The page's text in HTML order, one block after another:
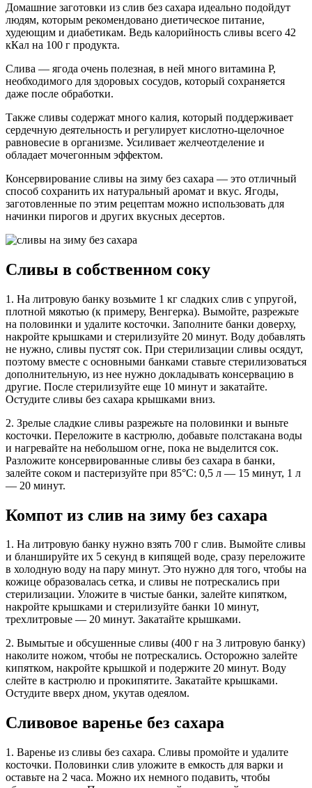
Домашние заготовки из слив без сахара идеально подойдут
людям, которым рекомендовано диетическое питание,
худеющим и диабетикам. Ведь калорийность сливы всего 42
кКал на 100 г продукта.
Слива — ягода очень полезная, в ней много витамина Р,
необходимого для здоровых сосудов, который сохраняется
даже после обработки.
Также сливы содержат много калия, который поддерживает
сердечную деятельность и регулирует кислотно-щелочное
равновесие в организме. Усиливает желчеотделение и
обладает мочегонным эффектом.
Консервирование сливы на зиму без сахара — это отличный
способ сохранить их натуральный аромат и вкус. Ягоды,
заготовленные по этим рецептам можно использовать для
начинки пирогов и других вкусных десертов.
Сливы в собственном соку
1. На литровую банку возьмите 1 кг сладких слив с упругой,
плотной мякотью (к примеру, Венгерка). Вымойте, разрежьте
на половинки и удалите косточки. Заполните банки доверху,
накройте крышками и стерилизуйте 20 минут. Воду добавлять
не нужно, сливы пустят сок. При стерилизации сливы осядут,
поэтому вместе с основными банками ставьте стерилизоваться
дополнительную, из нее нужно докладывать консервацию в
другие. После стерилизуйте еще 10 минут и закатайте.
Остудите сливы без сахара крышками вниз.
2. Зрелые сладкие сливы разрежьте на половинки и выньте
косточки. Переложите в кастрюлю, добавьте полстакана воды
и нагревайте на небольшом огне, пока не выделится сок.
Разложите консервированные сливы без сахара в банки,
залейте соком и пастеризуйте при 85°С: 0,5 л — 15 минут, 1 л
— 20 минут.
Компот из слив на зиму без сахара
1. На литровую банку нужно взять 700 г слив. Вымойте сливы
и бланшируйте их 5 секунд в кипящей воде, сразу переложите
в холодную воду на пару минут. Это нужно для того, чтобы на
кожице образовалась сетка, и сливы не потрескались при
стерилизации. Уложите в чистые банки, залейте кипятком,
накройте крышками и стерилизуйте банки 10 минут,
трехлитровые — 20 минут. Закатайте крышками.
2. Вымытые и обсушенные сливы (400 г на 3 литровую банку)
наколите ножом, чтобы не потрескались. Осторожно залейте
кипятком, накройте крышкой и подержите 20 минут. Воду
слейте в кастрюлю и прокипятите. Закатайте крышками.
Остудите вверх дном, укутав одеялом.
Сливовое варенье без сахара
1. Варенье из сливы без сахара. Сливы промойте и удалите
косточки. Половинки слив уложите в емкость для варки и
оставьте на 2 часа. Можно их немного подавить, чтобы